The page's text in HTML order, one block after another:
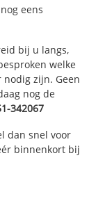
eens
bij u langs,
welke
nodig zijn. Geen
nog de
342067
dan snel voor
binnenkort bij